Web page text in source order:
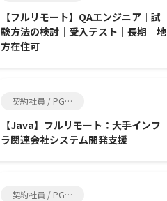
【フルリモート】QAエンジニア｜試
験方法の検討｜受入テスト｜長期｜地
方在住可
契約社員 / PG, SE
【Java】フルリモート：大手インフ
ラ関連会社システム開発支援
契約社員 / PG, SE